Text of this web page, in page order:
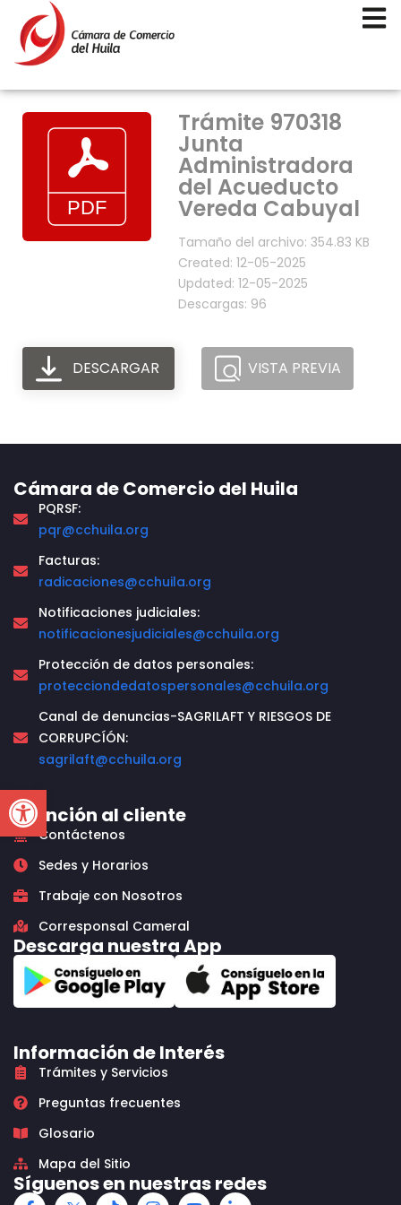
Open toolbar
Trámite 970318
Junta
Administradora
del Acueducto
Vereda Cabuyal
Tamaño del archivo: 354.83 KB
Created: 12-05-2025
Updated: 12-05-2025
Descargas: 96
DESCARGAR VISTA PREVIA
Cámara de Comercio del Huila
PQRSF:
pqr@cchuila.org
Facturas:
radicaciones@cchuila.org
Notificaciones judiciales:
notificacionesjudiciales@cchuila.org
Protección de datos personales:
protecciondedatospersonales@cchuila.org
Canal de denuncias-SAGRILAFT Y RIESGOS DE
CORRUPCÍÓN:
sagrilaft@cchuila.org
Atención al cliente
Contáctenos
Sedes y Horarios
Trabaje con Nosotros
Corresponsal Cameral
Descarga nuestra App
Información de Interés
Trámites y Servicios
Preguntas frecuentes
Glosario
Mapa del Sitio
Síguenos en nuestras redes